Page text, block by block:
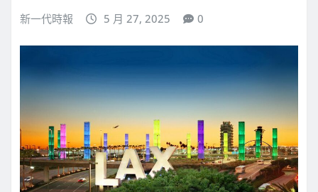
新一代時報 5 月 27, 2025 0